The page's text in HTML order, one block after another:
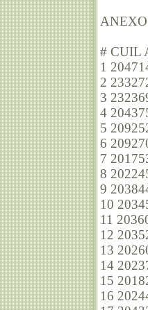
# CUIL
1
2
3
4
5
6
7
8
9
10
11
12
13
14
15
16